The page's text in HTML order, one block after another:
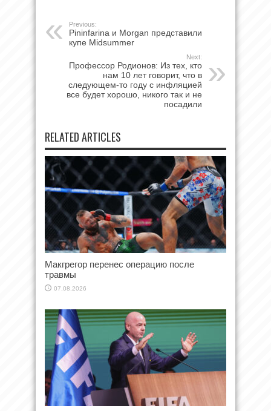
Previous:
Pininfarina и Morgan представили
купе Midsummer
Next:
Профессор Родионов: Из тех, кто
нам 10 лет говорит, что в
следующем-то году с инфляцией
все будет хорошо, никого так и не
посадили
RELATED ARTICLES
Макгрегор перенес операцию после
травмы
07.08.2026